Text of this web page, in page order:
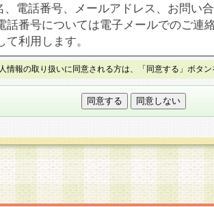
、電話番号、メールアドレス、お問い
話番号については電子メールでのご連
て利用します。
易に認識できない方法による個人情報
ムでは、セッション管理のためCookie
の第三者提供について
く個人情報は第三者に提供しません。
の委託について
の取り扱いを外部に委託する場合は、
基準を満たす企業を選定して委託を行
人情報の取り扱いに同意される方は、「同意する」ボタ